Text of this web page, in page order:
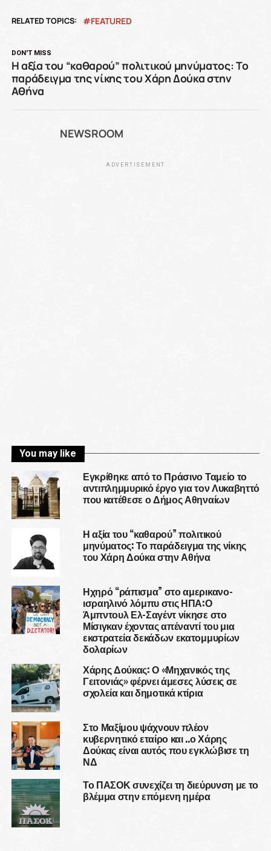
RELATED TOPICS: FEATURED
DON'T MISS
Η αξία του “καθαρού” πολιτικού μηνύματος: Το
παράδειγμα της νίκης του Χάρη Δούκα στην
Αθήνα
NEWSROOM
ADVERTISEMENT
You may like
Εγκρίθηκε από το Πράσινο Ταμείο το
αντιπλημμυρικό έργο για τον Λυκαβηττό
που κατέθεσε ο Δήμος Αθηναίων
Η αξία του “καθαρού” πολιτικού
μηνύματος: Το παράδειγμα της νίκης
του Χάρη Δούκα στην Αθήνα
Ηχηρό “ράπισμα” στο αμερικανο-
ισραηλινό λόμπυ στις ΗΠΑ:Ο
Άμπντουλ Ελ-Σαγέντ νίκησε στο
Μίσιγκαν έχοντας απέναντί του μια
εκστρατεία δεκάδων εκατομμυρίων
δολαρίων
Χάρης Δούκας: Ο «Μηχανικός της
Γειτονιάς» φέρνει άμεσες λύσεις σε
σχολεία και δημοτικά κτίρια
Στο Μαξίμου ψάχνουν πλέον
κυβερνητικό εταίρο και ..ο Χάρης
Δούκας είναι αυτός που εγκλώβισε τη
ΝΔ
Το ΠΑΣΟΚ συνεχίζει τη διεύρυνση με το
βλέμμα στην επόμενη ημέρα